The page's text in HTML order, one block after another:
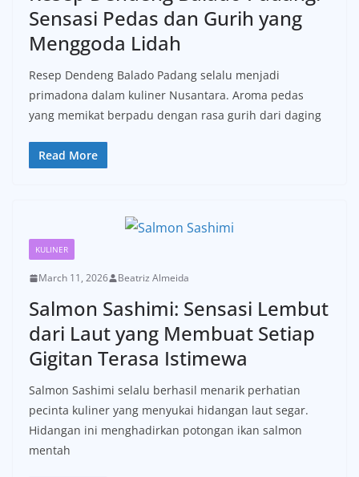
Sensasi Pedas dan Gurih yang
Menggoda Lidah
Resep Dendeng Balado Padang selalu menjadi
primadona dalam kuliner Nusantara. Aroma pedas
yang memikat berpadu dengan rasa gurih dari daging
Read More
KULINER
March 11, 2026 Beatriz Almeida
Salmon Sashimi: Sensasi Lembut
dari Laut yang Membuat Setiap
Gigitan Terasa Istimewa
Salmon Sashimi selalu berhasil menarik perhatian
pecinta kuliner yang menyukai hidangan laut segar.
Hidangan ini menghadirkan potongan ikan salmon
mentah